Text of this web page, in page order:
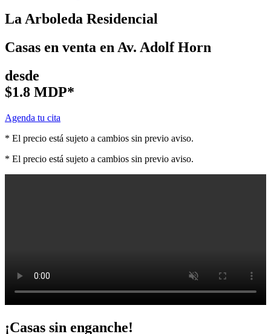
La Arboleda Residencial
Casas en venta en Av. Adolf Horn
desde
$1.8 MDP*
Agenda tu cita
* El precio está sujeto a cambios sin previo aviso.
* El precio está sujeto a cambios sin previo aviso.
¡Casas sin enganche!